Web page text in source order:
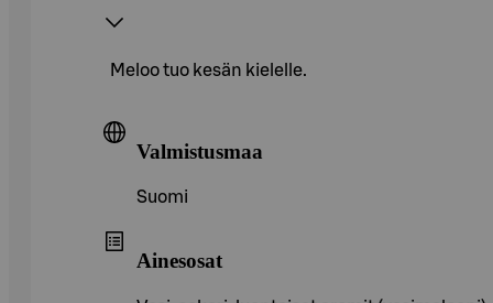
Meloo tuo kesän kielelle.
Valmistusmaa
Suomi
Ainesosat